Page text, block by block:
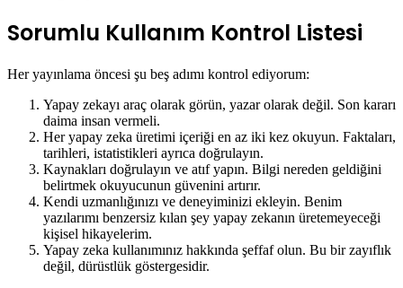
Sorumlu Kullanım Kontrol Listesi
Her yayınlama öncesi şu beş adımı kontrol ediyorum:
Yapay zekayı araç olarak görün, yazar olarak değil. Son kararı
daima insan vermeli.
Her yapay zeka üretimi içeriği en az iki kez okuyun. Faktaları,
tarihleri, istatistikleri ayrıca doğrulayın.
Kaynakları doğrulayın ve atıf yapın. Bilgi nereden geldiğini
belirtmek okuyucunun güvenini artırır.
Kendi uzmanlığınızı ve deneyiminizi ekleyin. Benim
yazılarımı benzersiz kılan şey yapay zekanın üretemeyeceği
kişisel hikayelerim.
Yapay zeka kullanımınız hakkında şeffaf olun. Bu bir zayıflık
değil, dürüstlük göstergesidir.